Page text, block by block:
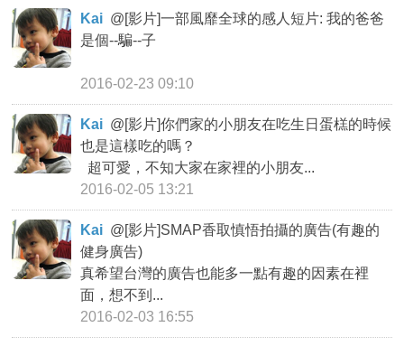
Kai @[影片]一部風靡全球的感人短片: 我的爸爸
是個--騙--子
2016-02-23 09:10
Kai @[影片]你們家的小朋友在吃生日蛋榚的時候
也是這樣吃的嗎？
超可愛，不知大家在家裡的小朋友...
2016-02-05 13:21
Kai @[影片]SMAP香取慎悟拍攝的廣告(有趣的
健身廣告)
真希望台灣的廣告也能多一點有趣的因素在裡
面，想不到...
2016-02-03 16:55